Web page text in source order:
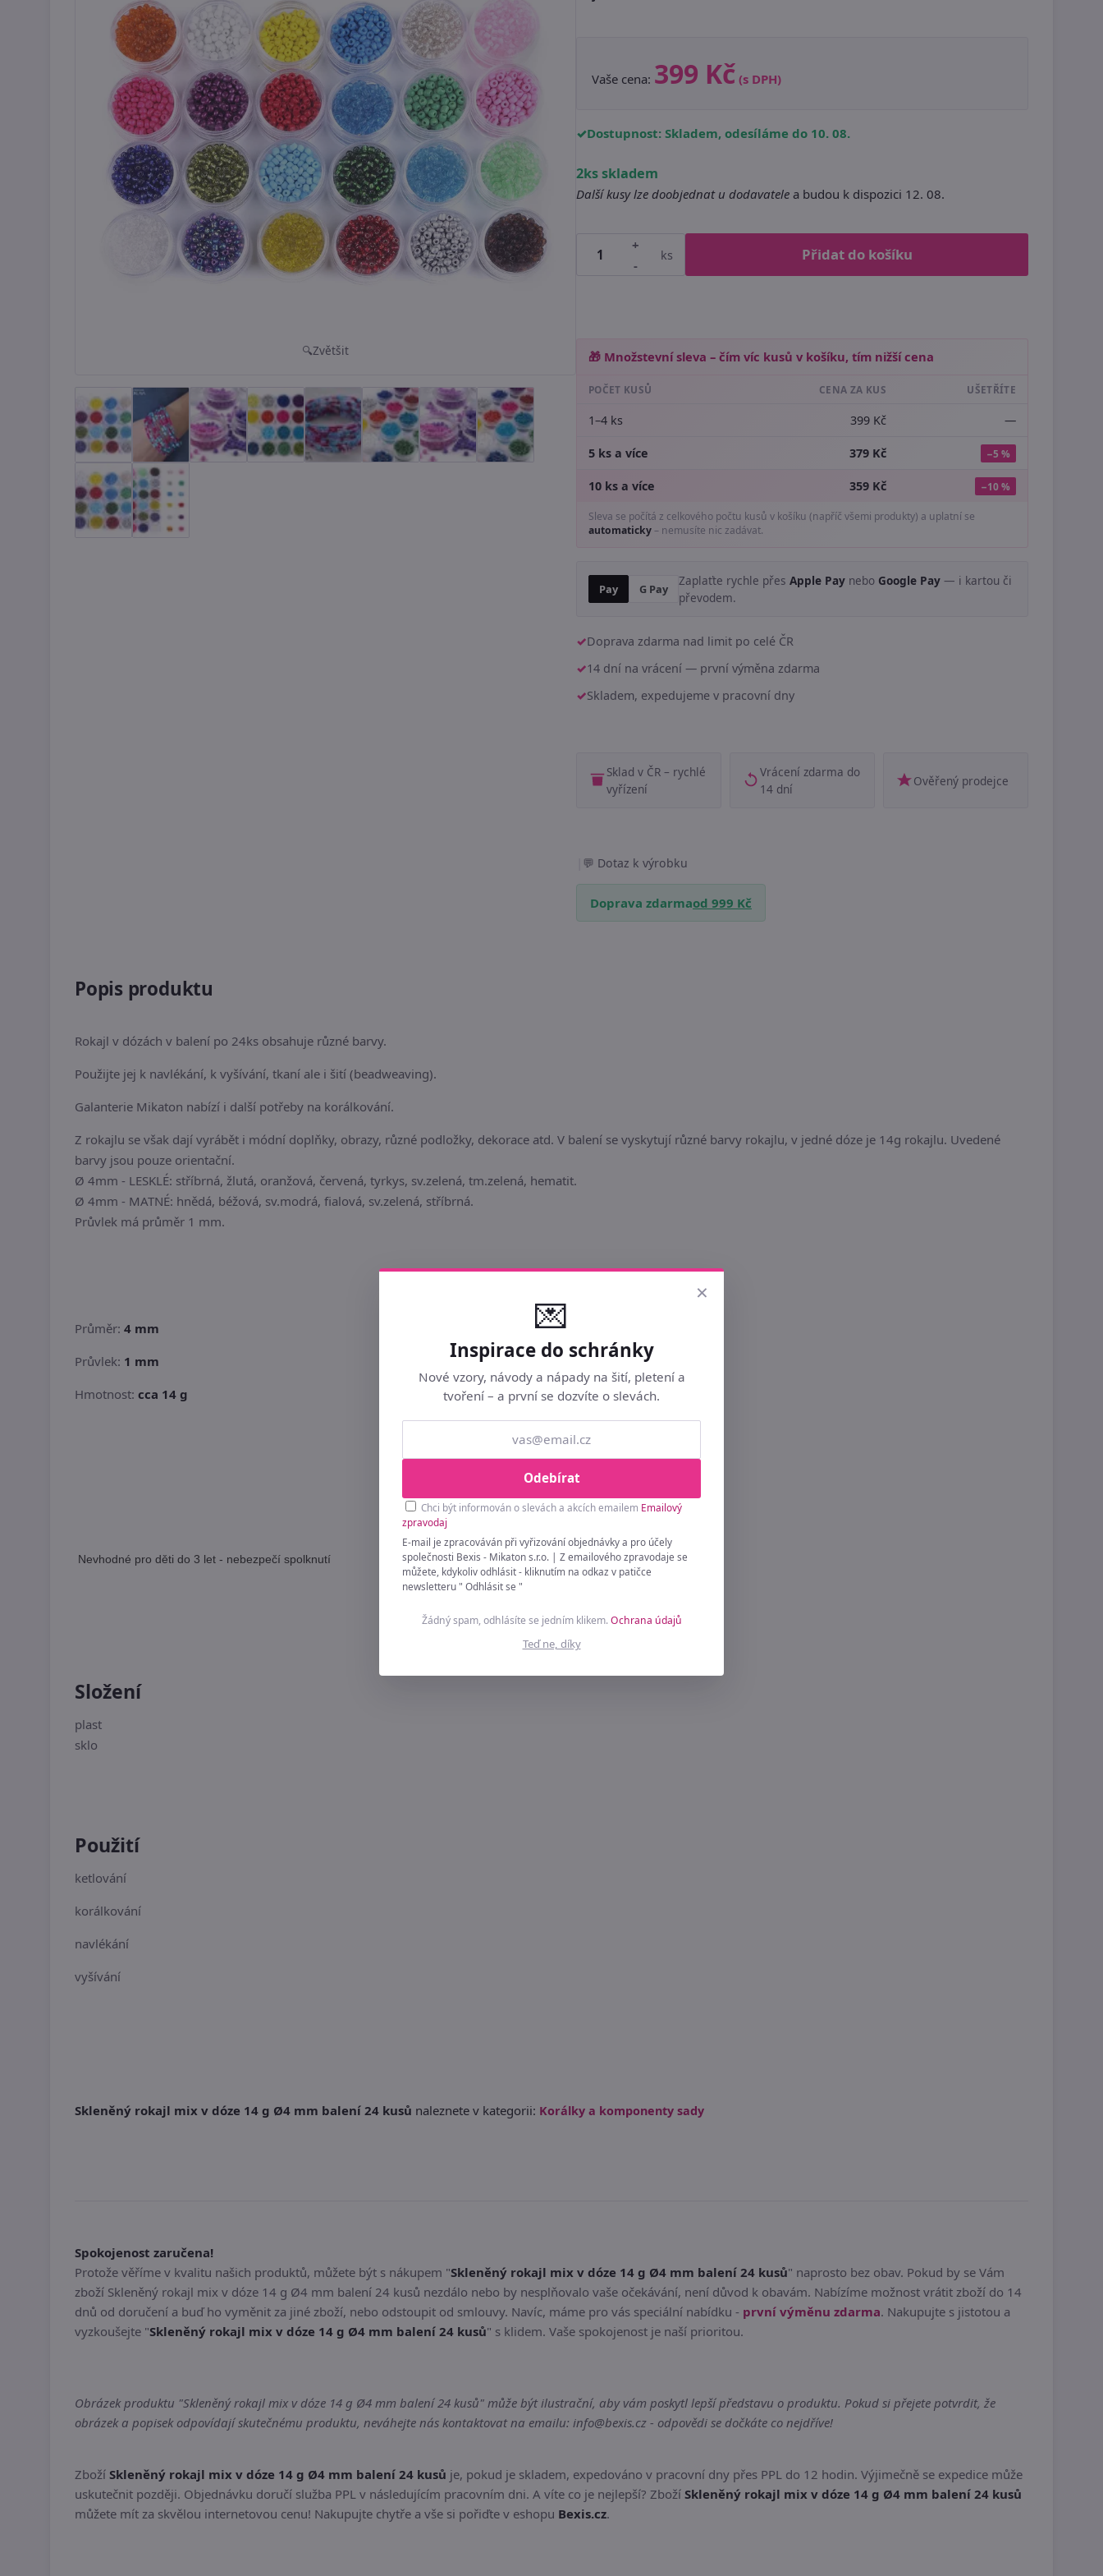
Zvětšit
Vaše cena: 399 Kč (s DPH)
Dostupnost: Skladem, odesíláme do 10. 08.
2ks skladem
Další kusy lze doobjednat u dodavatele a budou k dispozici 12. 08.
+
-
ks Přidat do košíku
🎁 Množstevní sleva – čím víc kusů v košíku, tím nižší cena
POČET KUSŮ CENA ZA KUS UŠETŘÍTE
1–4 ks 399 Kč —
5 ks a více 379 Kč −5 %
10 ks a více 359 Kč −10 %
Sleva se počítá z celkového počtu kusů v košíku (napříč všemi produkty) a uplatní se
automaticky– nemusíte nic zadávat.
Pay G Pay
Zaplaťte rychle přes Apple Pay nebo Google Pay — i kartou či
převodem.
Doprava zdarma nad limit po celé ČR
14 dní na vrácení — první výměna zdarma
Skladem, expedujeme v pracovní dny
Sklad v ČR – rychlé
vyřízení
Vrácení zdarma do
14 dní
Ověřený prodejce
Dotaz k výrobku
Doprava zdarmaod 999 Kč
Popis produktu
Rokajl v dózách v balení po 24ks obsahuje různé barvy.
Použijte jej k navlékání, k vyšívání, tkaní ale i šití (beadweaving).
Galanterie Mikaton nabízí i další potřeby na korálkování.
Z rokajlu se však dají vyrábět i módní doplňky, obrazy, různé podložky, dekorace atd. V balení se vyskytují různé barvy rokajlu, v jedné dóze je 14g rokajlu. Uvedené
barvy jsou pouze orientační.
Ø 4mm - LESKLÉ: stříbrná, žlutá, oranžová, červená, tyrkys, sv.zelená, tm.zelená, hematit.
Ø 4mm - MATNÉ: hnědá, béžová, sv.modrá, fialová, sv.zelená, stříbrná.
Průvlek má průměr 1 mm.
Průměr: 4 mm
Průvlek: 1 mm
Hmotnost: cca 14 g
Nevhodné pro děti do 3 let - nebezpečí spolknutí
Složení
plast
sklo
Použití
ketlování
korálkování
navlékání
vyšívání
Skleněný rokajl mix v dóze 14 g Ø4 mm balení 24 kusů naleznete v kategorii: Korálky a komponenty sady
Spokojenost zaručena!
Protože věříme v kvalitu našich produktů, můžete být s nákupem "Skleněný rokajl mix v dóze 14 g Ø4 mm balení 24 kusů" naprosto bez obav. Pokud by se Vám
zboží Skleněný rokajl mix v dóze 14 g Ø4 mm balení 24 kusů nezdálo nebo by nesplňovalo vaše očekávání, není důvod k obavám. Nabízíme možnost vrátit zboží do 14
dnů od doručení a buď ho vyměnit za jiné zboží, nebo odstoupit od smlouvy. Navíc, máme pro vás speciální nabídku - první výměnu zdarma. Nakupujte s jistotou a
vyzkoušejte "Skleněný rokajl mix v dóze 14 g Ø4 mm balení 24 kusů" s klidem. Vaše spokojenost je naší prioritou.
Obrázek produktu "Skleněný rokajl mix v dóze 14 g Ø4 mm balení 24 kusů" může být ilustrační, aby vám poskytl lepší představu o produktu. Pokud si přejete potvrdit, že
obrázek a popisek odpovídají skutečnému produktu, neváhejte nás kontaktovat na emailu: info@bexis.cz - odpovědi se dočkáte co nejdříve!
Zboží Skleněný rokajl mix v dóze 14 g Ø4 mm balení 24 kusů je, pokud je skladem, expedováno v pracovní dny přes PPL do 12 hodin. Výjimečně se expedice může
uskutečnit později. Objednávku doručí služba PPL v následujícím pracovním dni. A víte co je nejlepší? Zboží Skleněný rokajl mix v dóze 14 g Ø4 mm balení 24 kusů
můžete mít za skvělou internetovou cenu! Nakupujte chytře a vše si pořiďte v eshopu Bexis.cz.
×
💌
Inspirace do schránky
Nové vzory, návody a nápady na šití, pletení a
tvoření – a první se dozvíte o slevách.
Odebírat
Chci být informován o slevách a akcích emailem Emailový
zpravodaj
E-mail je zpracováván při vyřizování objednávky a pro účely
společnosti Bexis - Mikaton s.r.o. | Z emailového zpravodaje se
můžete, kdykoliv odhlásit - kliknutím na odkaz v patičce
newsletteru " Odhlásit se "
Žádný spam, odhlásíte se jedním klikem.Ochrana údajů
Teď ne, díky